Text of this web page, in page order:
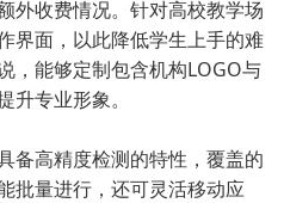
外收费情况。针对高校教学场
界面，以此降低学生上手的难
，能够定制包含机构LOGO与
专业形象。
备高精度检测的特性，覆盖的
批量进行，还可灵活移动应